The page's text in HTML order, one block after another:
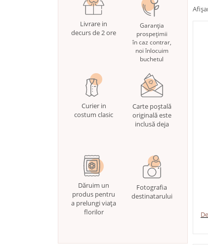
Livrare in
decurs de 2 ore
Garanția
prospețimii
în caz contrar,
noi înlocuim
buchetul
Curier in
costum clasic
Carte poștală
originală este
inclusă deja
Dăruim un
produs pentru
a prelungi viața
florilor
Fotografia
destinatarului